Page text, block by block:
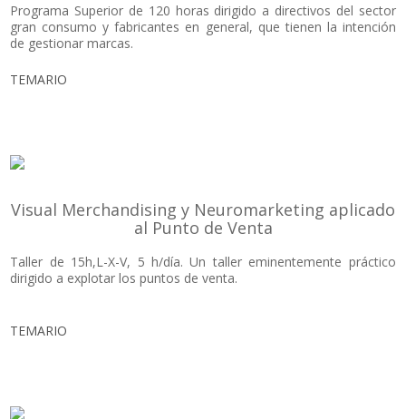
Programa Superior de 120 horas dirigido a directivos del sector
gran consumo y fabricantes en general, que tienen la intención
de gestionar marcas.
TEMARIO
Visual Merchandising y Neuromarketing aplicado
al Punto de Venta
Taller de 15h,L-X-V, 5 h/día. Un taller eminentemente práctico
dirigido a explotar los puntos de venta.
TEMARIO